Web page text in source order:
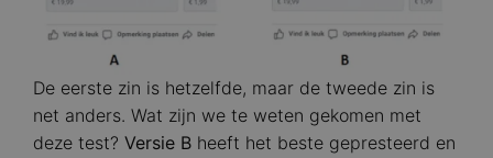
De eerste zin is hetzelfde, maar de tweede zin is
net anders. Wat zijn we te weten gekomen met
deze test? Versie B heeft het beste gepresteerd en